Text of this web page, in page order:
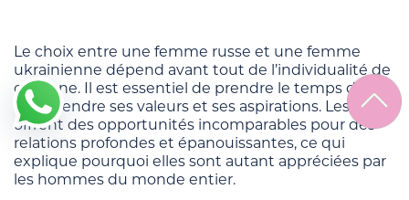
Le choix entre une femme russe et une femme
ukrainienne dépend avant tout de l’individualité de
chacune. Il est essentiel de prendre le temps de
comprendre ses valeurs et ses aspirations. Les deux
offrent des opportunités incomparables pour des
relations profondes et épanouissantes, ce qui
explique pourquoi elles sont autant appréciées par
les hommes du monde entier.